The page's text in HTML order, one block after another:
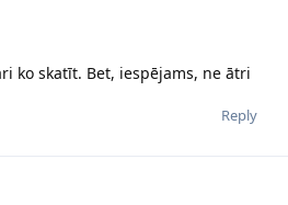
ko skatīt. Bet, iespējams, ne ātri
Reply